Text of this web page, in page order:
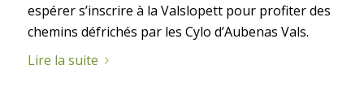
espérer s’inscrire à la Valslopett pour profiter des
chemins défrichés par les Cylo d’Aubenas Vals.
Lire la suite